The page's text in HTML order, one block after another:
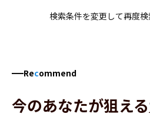
検索条件を変更して再度検
Recommend
今のあなたが狙え